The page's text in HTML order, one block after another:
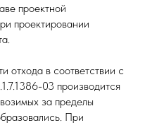
проектной
проектировании
отхода в соответствии с
03 производится
за пределы
При